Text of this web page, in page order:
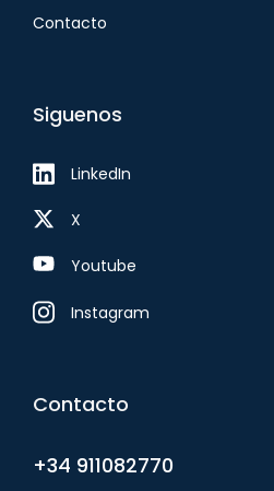
Contacto
Siguenos
LinkedIn
X
Youtube
Instagram
Contacto
+34 911082770